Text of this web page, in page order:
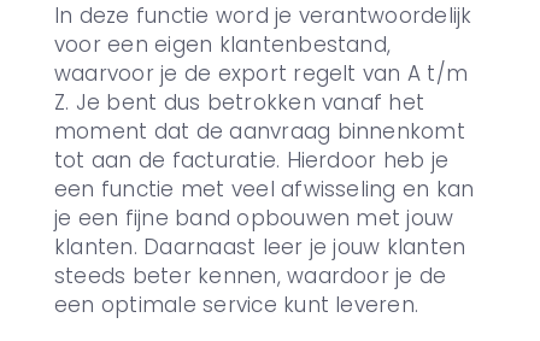
In deze functie word je verantwoordelijk
voor een eigen klantenbestand,
waarvoor je de export regelt van A t/m
Z. Je bent dus betrokken vanaf het
moment dat de aanvraag binnenkomt
tot aan de facturatie. Hierdoor heb je
een functie met veel afwisseling en kan
je een fijne band opbouwen met jouw
klanten. Daarnaast leer je jouw klanten
steeds beter kennen, waardoor je de
een optimale service kunt leveren.